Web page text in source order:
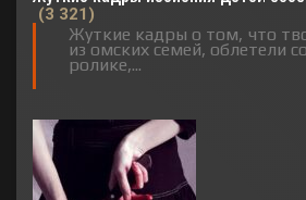
(3 321)
Жуткие кадры о том, что
из омских семей, облетели
ролике,...